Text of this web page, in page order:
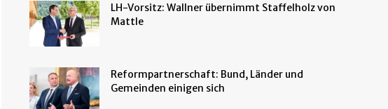
LH-Vorsitz: Wallner übernimmt Staffelholz von
Mattle
Reformpartnerschaft: Bund, Länder und
Gemeinden einigen sich